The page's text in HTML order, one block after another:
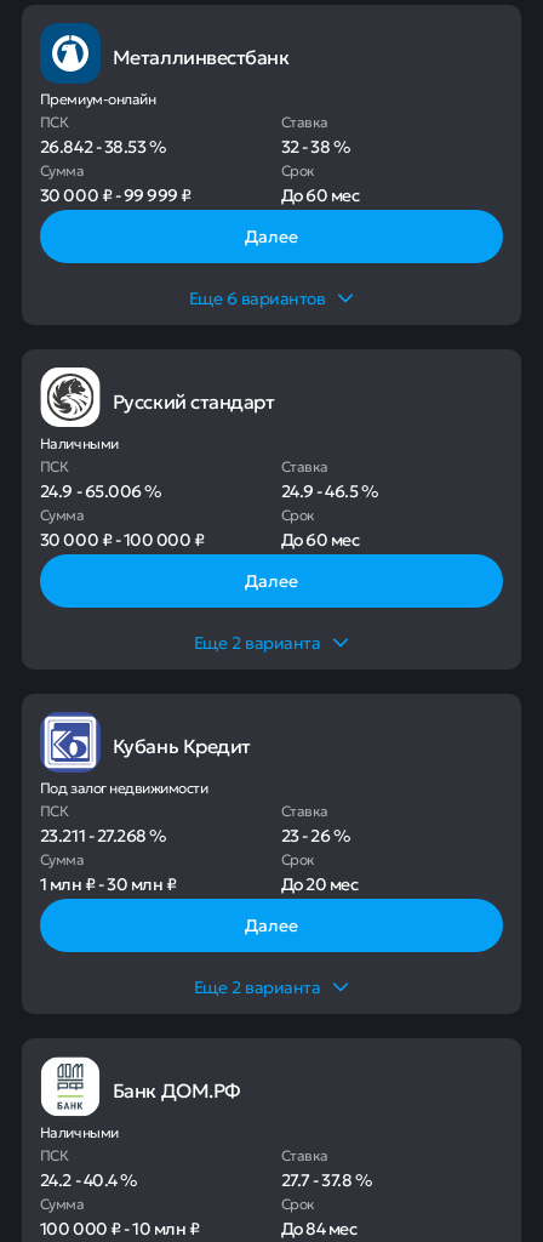
Металлинвестбанк
Премиум-онлайн
ПСК
26.842-38.53%
Ставка
32-38%
Сумма
30 000 ₽-99 999 ₽
Срок
До60 мес
Далее
Еще6 вариантов
Русский стандарт
Наличными
ПСК
24.9-65.006%
Ставка
24.9-46.5%
Сумма
30 000 ₽-100 000 ₽
Срок
До60 мес
Далее
Еще2 варианта
Кубань Кредит
Под залог недвижимости
ПСК
23.211-27.268%
Ставка
23-26%
Сумма
1 млн ₽-30 млн ₽
Срок
До20 мес
Далее
Еще2 варианта
Банк ДОМ.РФ
Наличными
ПСК
24.2-40.4%
Ставка
27.7-37.8%
Сумма
100 000 ₽-10 млн ₽
Срок
До84 мес